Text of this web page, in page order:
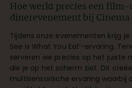
Hoe werkt precies een
dinerevenement bij Cinema
Tijdens onze evenementen krijg je
See Is What You Eat’-ervaring.
serveren we precies op het juiste
die je op het scherm ziet. Dit
multisensorische ervaring waarbij